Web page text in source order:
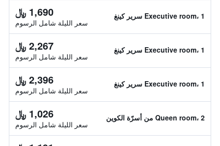
Executive room، 1 سرير كينغ 1,690 ﷼
سعر الليلة شامل الرسوم
Executive room، 1 سرير كينغ 2,267 ﷼
سعر الليلة شامل الرسوم
Executive room، 1 سرير كينغ 2,396 ﷼
سعر الليلة شامل الرسوم
Queen room، 2 من أسرّة الكوين 1,026 ﷼
سعر الليلة شامل الرسوم